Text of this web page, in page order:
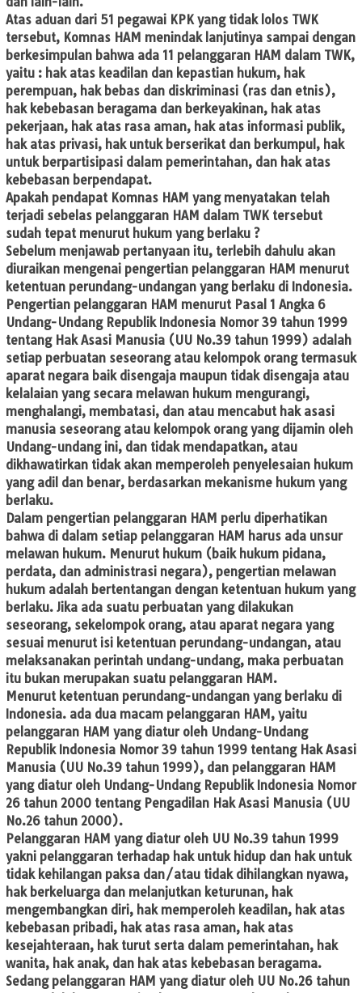
Atas aduan dari 51 pegawai KPK yang tidak lolos TWK
tersebut, Komnas HAM menindak lanjutinya sampai dengan
berkesimpulan bahwa ada 11 pelanggaran HAM dalam TWK,
yaitu : hak atas keadilan dan kepastian hukum, hak
perempuan, hak bebas dan diskriminasi (ras dan etnis),
hak kebebasan beragama dan berkeyakinan, hak atas
pekerjaan, hak atas rasa aman, hak atas informasi publik,
hak atas privasi, hak untuk berserikat dan berkumpul, hak
untuk berpartisipasi dalam pemerintahan, dan hak atas
kebebasan berpendapat.
Apakah pendapat Komnas HAM yang menyatakan telah
terjadi sebelas pelanggaran HAM dalam TWK tersebut
sudah tepat menurut hukum yang berlaku ?
Sebelum menjawab pertanyaan itu, terlebih dahulu akan
diuraikan mengenai pengertian pelanggaran HAM menurut
ketentuan perundang-undangan yang berlaku di Indonesia.
Pengertian pelanggaran HAM menurut Pasal 1 Angka 6
Undang-Undang Republik Indonesia Nomor 39 tahun 1999
tentang Hak Asasi Manusia (UU No.39 tahun 1999) adalah
setiap perbuatan seseorang atau kelompok orang termasuk
aparat negara baik disengaja maupun tidak disengaja atau
kelalaian yang secara melawan hukum mengurangi,
menghalangi, membatasi, dan atau mencabut hak asasi
manusia seseorang atau kelompok orang yang dijamin oleh
Undang-undang ini, dan tidak mendapatkan, atau
dikhawatirkan tidak akan memperoleh penyelesaian hukum
yang adil dan benar, berdasarkan mekanisme hukum yang
berlaku.
Dalam pengertian pelanggaran HAM perlu diperhatikan
bahwa di dalam setiap pelanggaran HAM harus ada unsur
melawan hukum. Menurut hukum (baik hukum pidana,
perdata, dan administrasi negara), pengertian melawan
hukum adalah bertentangan dengan ketentuan hukum yang
berlaku. Jika ada suatu perbuatan yang dilakukan
seseorang, sekelompok orang, atau aparat negara yang
sesuai menurut isi ketentuan perundang-undangan, atau
melaksanakan perintah undang-undang, maka perbuatan
itu bukan merupakan suatu pelanggaran HAM.
Menurut ketentuan perundang-undangan yang berlaku di
Indonesia. ada dua macam pelanggaran HAM, yaitu
pelanggaran HAM yang diatur oleh Undang-Undang
Republik Indonesia Nomor 39 tahun 1999 tentang Hak Asasi
Manusia (UU No.39 tahun 1999), dan pelanggaran HAM
yang diatur oleh Undang-Undang Republik Indonesia Nomor
26 tahun 2000 tentang Pengadilan Hak Asasi Manusia (UU
No.26 tahun 2000).
Pelanggaran HAM yang diatur oleh UU No.39 tahun 1999
yakni pelanggaran terhadap hak untuk hidup dan hak untuk
tidak kehilangan paksa dan/atau tidak dihilangkan nyawa,
hak berkeluarga dan melanjutkan keturunan, hak
mengembangkan diri, hak memperoleh keadilan, hak atas
kebebasan pribadi, hak atas rasa aman, hak atas
kesejahteraan, hak turut serta dalam pemerintahan, hak
wanita, hak anak, dan hak atas kebebasan beragama.
Sedang pelanggaran HAM yang diatur oleh UU No.26 tahun